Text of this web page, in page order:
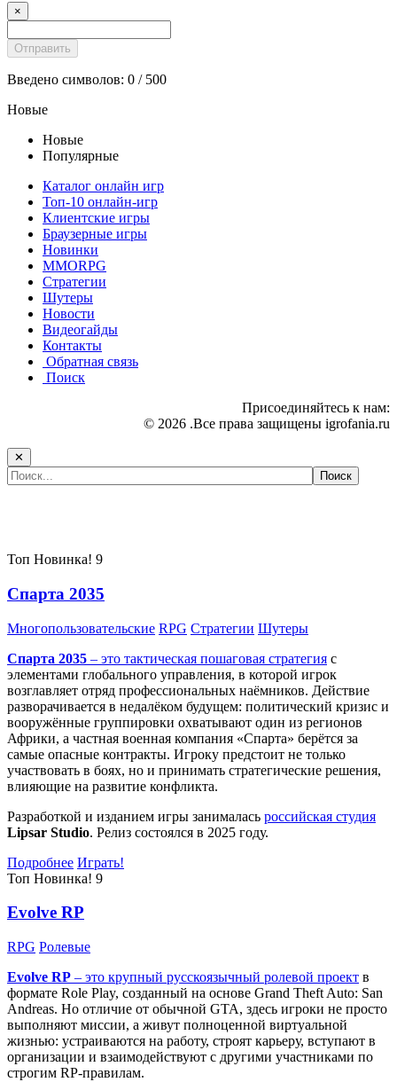
×
Введено символов: 0 / 500
Новые
Новые
Популярные
Каталог онлайн игр
Топ-10 онлайн-игр
Клиентские игры
Браузерные игры
Новинки
MMORPG
Стратегии
Шутеры
Новости
Видеогайды
Контакты
Обратная связь
Поиск
Присоединяйтесь к нам:
© 2026 .Все права защищены igrofania.ru
✕
Топ Новинка! 9
Спарта 2035
Многопользовательские RPG Стратегии Шутеры
Спарта 2035 – это тактическая пошаговая стратегия с
элементами глобального управления, в которой игрок
возглавляет отряд профессиональных наёмников. Действие
разворачивается в недалёком будущем: политический кризис и
вооружённые группировки охватывают один из регионов
Африки, а частная военная компания «Спарта» берётся за
самые опасные контракты. Игроку предстоит не только
участвовать в боях, но и принимать стратегические решения,
влияющие на развитие конфликта.
Разработкой и изданием игры занималась российская студия
Lipsar Studio. Релиз состоялся в 2025 году.
Подробнее Играть!
Топ Новинка! 9
Evolve RP
RPG Ролевые
Evolve RP – это крупный русскоязычный ролевой проект в
формате Role Play, созданный на основе Grand Theft Auto: San
Andreas. Но отличие от обычной GTA, здесь игроки не просто
выполняют миссии, а живут полноценной виртуальной
жизнью: устраиваются на работу, строят карьеру, вступают в
организации и взаимодействуют с другими участниками по
строгим RP-правилам.